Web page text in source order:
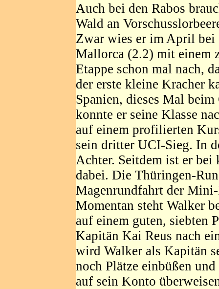
Auch bei den Rabos
Wald an
Zwar wies er im April
Mallorca (2.2) mit einem
Etappe schon mal nach,
der erste kleine Kracher
Spanien, dieses Mal
konnte er seine Klasse
auf einem profilierten
sein dritter UCI-Sieg. In
Achter. Seitdem ist er
dabei. Die Thüringen-
Magenrundfahrt der Mini-
Momentan steht Walker
auf einem guten, siebten
Kapitän Kai Reus nach
wird Walker als Kapitän
noch Plätze einbüßen
auf sein Konto